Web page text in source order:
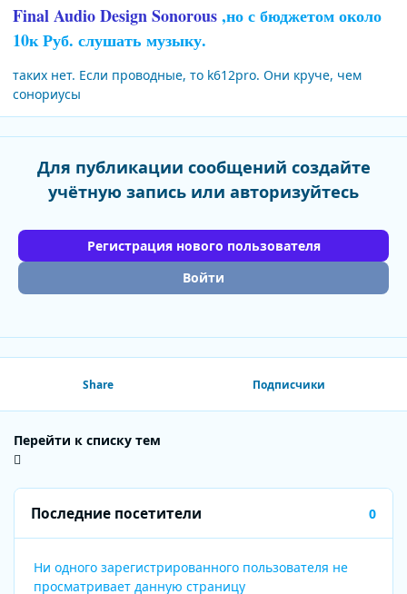
Final Audio Design Sonorous,но с бюджетом около
10к Руб. слушать музыку.
таких нет. Если проводные, то k612pro. Они круче, чем
сонориусы
Для публикации сообщений создайте
учётную запись или авторизуйтесь
Регистрация нового пользователя
Войти
Share Подписчики
Перейти к списку тем
Последние посетители 0
Ни одного зарегистрированного пользователя не
просматривает данную страницу